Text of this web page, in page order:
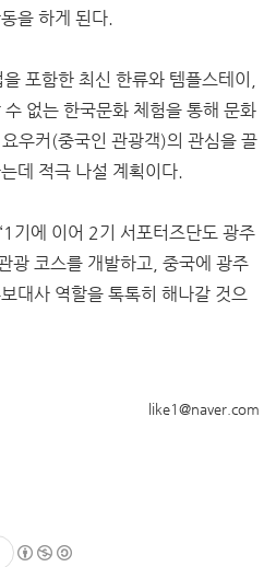
을 하게 된다.
포함한 최신 한류와 템플스테이,
없는 한국문화 체험을 통해 문화
우커(중국인 관광객)의 관심을 끌
데 적극 나설 계획이다.
기에 이어 2기 서포터즈단도 광주
광 코스를 개발하고, 중국에 광주
대사 역할을 톡톡히 해나갈 것으
like1@naver.com